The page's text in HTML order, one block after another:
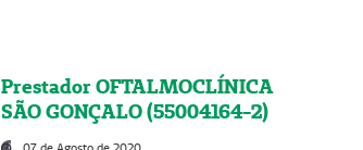
Prestador OFTALMOCLÍNICA
SÃO GONÇALO (55004164-2)